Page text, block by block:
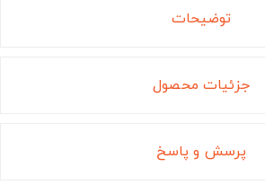
توضیحات
جزئیات محصول
پرسش و پاسخ